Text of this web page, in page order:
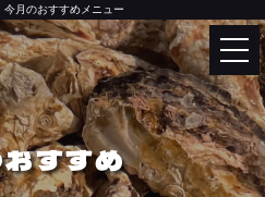
今月のおすすめメニュー
ページ
について
すすめ